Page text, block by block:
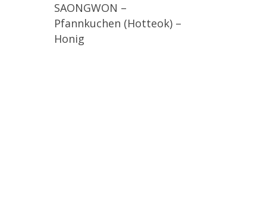
SAONGWON –
Pfannkuchen (Hotteok) –
Honig